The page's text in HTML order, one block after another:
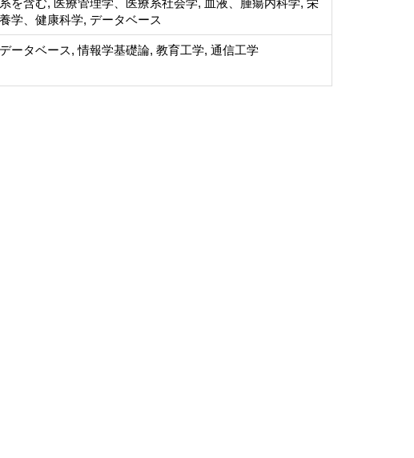
系を含む, 医療管理学、医療系社会学, 血液、腫瘍内科学, 栄
養学、健康科学, データベース
データベース, 情報学基礎論, 教育工学, 通信工学